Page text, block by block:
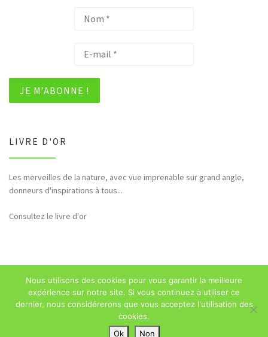
LIVRE D'OR
Les merveilles de la nature, avec vue imprenable sur grand angle,
donneurs d'inspirations à tous...
Bonjour et merci pour tous ces hommages rendus à la nature (faune,
flore,etc...)
Consultez le livre d'or
© 2026 Sébastien Majerowicz – Mentions légales – Tous droits
réservés
Nous utilisons des cookies pour vous garantir la meilleure
expérience sur notre site. Si vous continuez à utiliser ce
dernier, nous considérerons que vous acceptez l'utilisation des
cookies.
Ok
Non